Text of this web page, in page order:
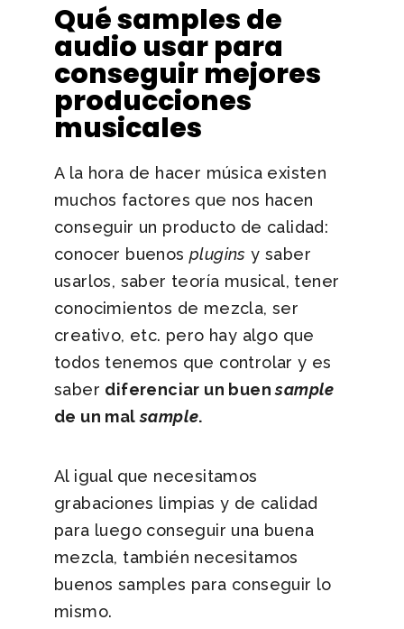
Qué samples de
audio usar para
conseguir mejores
producciones
musicales
A la hora de hacer música existen
muchos factores que nos hacen
conseguir un producto de calidad:
conocer buenos plugins y saber
usarlos, saber teoría musical, tener
conocimientos de mezcla, ser
creativo, etc. pero hay algo que
todos tenemos que controlar y es
saber diferenciar un buensample
de un malsample.
Al igual que necesitamos
grabaciones limpias y de calidad
para luego conseguir una buena
mezcla, también necesitamos
buenos samples para conseguir lo
mismo.